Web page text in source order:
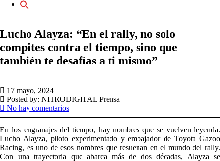
Search
Lucho Alayza: “En el rally, no solo
compites contra el tiempo, sino que
también te desafías a ti mismo”
17 mayo, 2024
Posted by: NITRODIGITAL Prensa
No hay comentarios
En los engranajes del tiempo, hay nombres que se vuelven leyenda.
Lucho Alayza, piloto experimentado y embajador de Toyota Gazoo
Racing, es uno de esos nombres que resuenan en el mundo del rally.
Con una trayectoria que abarca más de dos décadas, Alayza se